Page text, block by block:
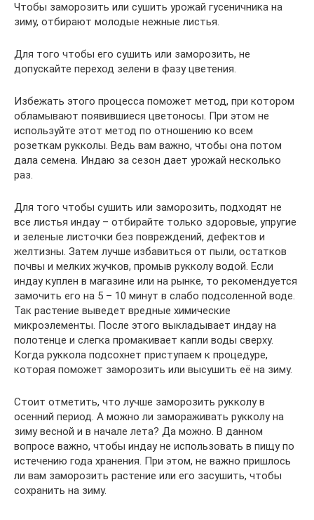
Чтобы заморозить или сушить урожай гусеничника на
зиму, отбирают молодые нежные листья.
Для того чтобы его сушить или заморозить, не
допускайте переход зелени в фазу цветения.
Избежать этого процесса поможет метод, при котором
обламывают появившиеся цветоносы. При этом не
используйте этот метод по отношению ко всем
розеткам рукколы. Ведь вам важно, чтобы она потом
дала семена. Индаю за сезон дает урожай несколько
раз.
Для того чтобы сушить или заморозить, подходят не
все листья индау – отбирайте только здоровые, упругие
и зеленые листочки без повреждений, дефектов и
желтизны. Затем лучше избавиться от пыли, остатков
почвы и мелких жучков, промыв рукколу водой. Если
индау куплен в магазине или на рынке, то рекомендуется
замочить его на 5 – 10 минут в слабо подсоленной воде.
Так растение выведет вредные химические
микроэлементы. После этого выкладывает индау на
полотенце и слегка промакивает капли воды сверху.
Когда руккола подсохнет приступаем к процедуре,
которая поможет заморозить или высушить её на зиму.
Стоит отметить, что лучше заморозить рукколу в
осенний период. А можно ли замораживать рукколу на
зиму весной и в начале лета? Да можно. В данном
вопросе важно, чтобы индау не использовать в пищу по
истечению года хранения. При этом, не важно пришлось
ли вам заморозить растение или его засушить, чтобы
сохранить на зиму.